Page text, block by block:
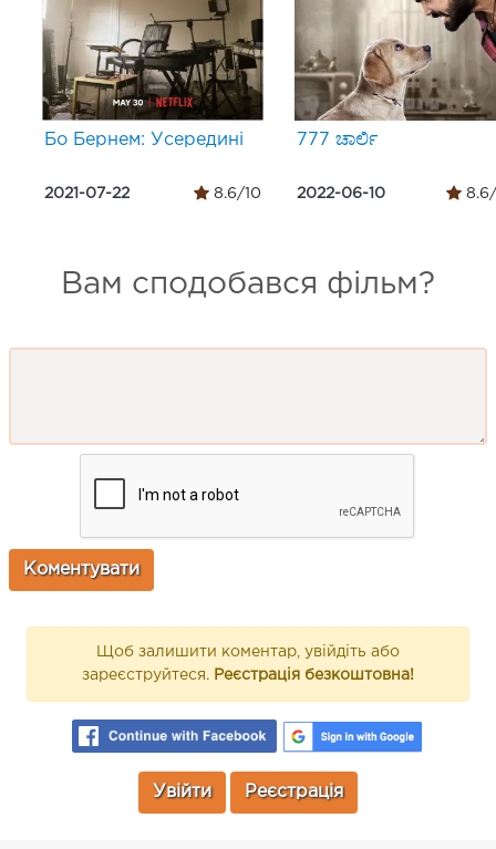
Бо Бернем: Усередині
2021-07-22 8.6/10
777 ಚಾರ್ಲಿ
2022-06-10 8.6/
Вам сподобався фільм?
Щоб залишити коментар, увійдіть або
зареєструйтеся. Реєстрація безкоштовна!
Увійти Реєстрація